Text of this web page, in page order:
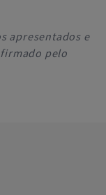
apresentados e
pelo